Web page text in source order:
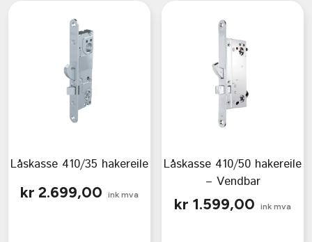
Låskasse 410/35 hakereile
kr 2.699,00 ink mva
Låskasse 410/50 hakereile
– Vendbar
kr 1.599,00 ink mva